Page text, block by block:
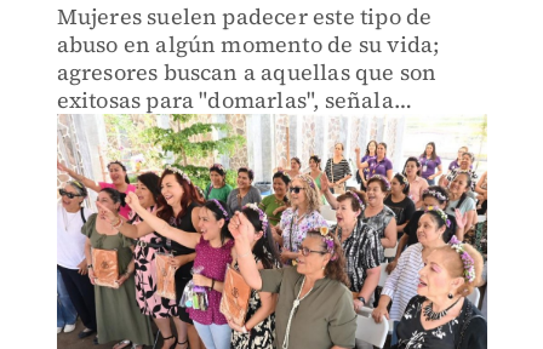
Mujeres suelen padecer este tipo de
abuso en algún momento de su vida;
agresores buscan a aquellas que son
exitosas para "domarlas", señala
especialista en narcisismo y trauma.